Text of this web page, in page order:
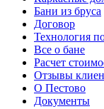
Бани из бруса
Договор
Технология
Все о бане
Расчет
Отзывы
О Пестово
Документы